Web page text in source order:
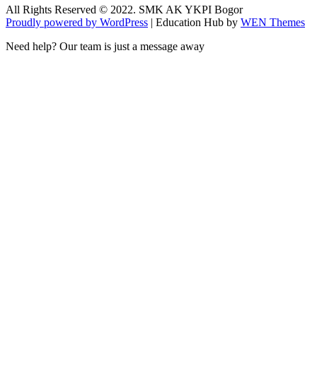
All Rights Reserved © 2022. SMK AK YKPI Bogor
Proudly powered by WordPress | Education Hub by WEN Themes
Need help? Our team is just a message away